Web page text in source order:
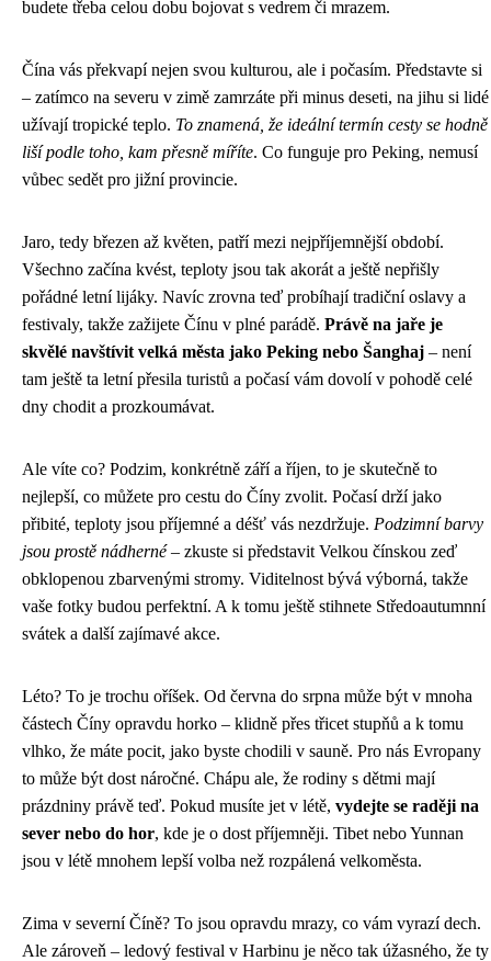
budete třeba celou dobu bojovat s vedrem či mrazem.
Čína vás překvapí nejen svou kulturou, ale i počasím. Představte si
– zatímco na severu v zimě zamrzáte při minus deseti, na jihu si lidé
užívají tropické teplo. To znamená, že ideální termín cesty se hodně
liší podle toho, kam přesně míříte. Co funguje pro Peking, nemusí
vůbec sedět pro jižní provincie.
Jaro, tedy březen až květen, patří mezi nejpříjemnější období.
Všechno začína kvést, teploty jsou tak akorát a ještě nepřišly
pořádné letní lijáky. Navíc zrovna teď probíhají tradiční oslavy a
festivaly, takže zažijete Čínu v plné parádě. Právě na jaře je
skvělé navštívit velká města jako Peking nebo Šanghaj – není
tam ještě ta letní přesila turistů a počasí vám dovolí v pohodě celé
dny chodit a prozkoumávat.
Ale víte co? Podzim, konkrétně září a říjen, to je skutečně to
nejlepší, co můžete pro cestu do Číny zvolit. Počasí drží jako
přibité, teploty jsou příjemné a déšť vás nezdržuje. Podzimní barvy
jsou prostě nádherné– zkuste si představit Velkou čínskou zeď
obklopenou zbarvenými stromy. Viditelnost bývá výborná, takže
vaše fotky budou perfektní. A k tomu ještě stihnete Středoautumnní
svátek a další zajímavé akce.
Léto? To je trochu oříšek. Od června do srpna může být v mnoha
částech Číny opravdu horko – klidně přes třicet stupňů a k tomu
vlhko, že máte pocit, jako byste chodili v sauně. Pro nás Evropany
to může být dost náročné. Chápu ale, že rodiny s dětmi mají
prázdniny právě teď. Pokud musíte jet v létě, vydejte se raději na
sever nebo do hor, kde je o dost příjemněji. Tibet nebo Yunnan
jsou v létě mnohem lepší volba než rozpálená velkoměsta.
Zima v severní Číně? To jsou opravdu mrazy, co vám vyrazí dech.
Ale zároveň – ledový festival v Harbinu je něco tak úžasného, že ty